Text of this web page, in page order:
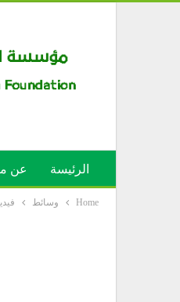
الرئيسة عن
Home وسائط